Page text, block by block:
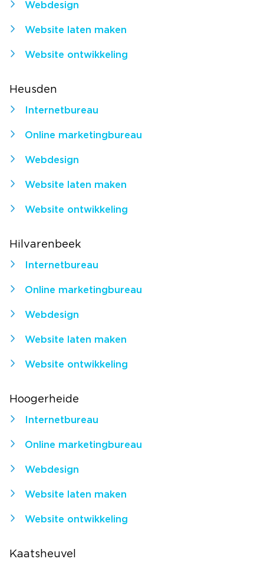
Webdesign
Website laten maken
Website ontwikkeling
Heusden
Internetbureau
Online marketingbureau
Webdesign
Website laten maken
Website ontwikkeling
Hilvarenbeek
Internetbureau
Online marketingbureau
Webdesign
Website laten maken
Website ontwikkeling
Hoogerheide
Internetbureau
Online marketingbureau
Webdesign
Website laten maken
Website ontwikkeling
Kaatsheuvel